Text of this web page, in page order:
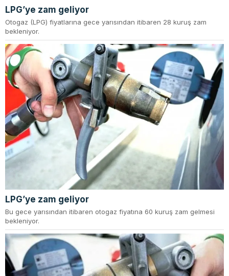
LPG’ye zam geliyor
Otogaz (LPG) fiyatlarına gece yarısından itibaren 28 kuruş zam
bekleniyor.
LPG’ye zam geliyor
Bu gece yarısından itibaren otogaz fiyatına 60 kuruş zam gelmesi
bekleniyor.